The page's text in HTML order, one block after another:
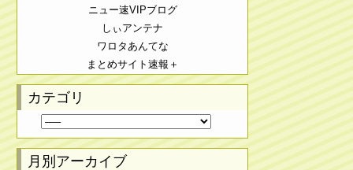
ニュー速VIPブログ
しぃアンテナ
ワロタあんてな
まとめサイト速報＋
カテゴリ
月別アーカイブ